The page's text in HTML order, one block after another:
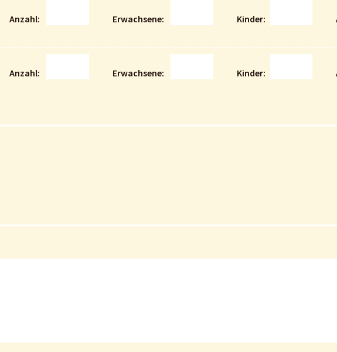
Anzahl Erwachsene Kinder
Anzahl Erwachsene Kinder